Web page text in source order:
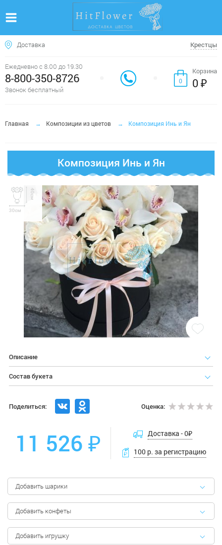
Доставка Крестцы
Ежедневно с 8.00 до 19.30
8-800-350-8726
Звонок бесплатный
0
Корзина
0 ₽
Главная Композиции из цветов Композиция Инь и Ян
Композиция Инь и Ян
30см
40см
Описание
Состав букета
Поделиться: Оценка:
11 526 ₽ Доставка -0₽
100 р. за регистрацию
Добавить шарики
Добавить конфеты
Добавить игрушку